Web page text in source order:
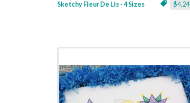
$4.24
Sketchy Fleur De Lis - 4 Sizes